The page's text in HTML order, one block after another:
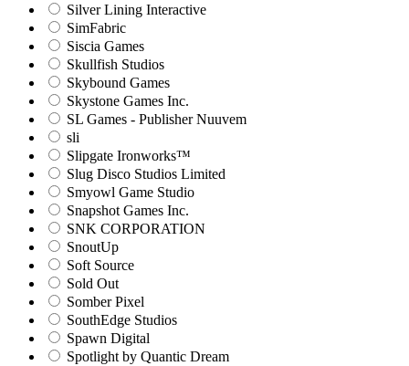
Silver Lining Interactive
SimFabric
Siscia Games
Skullfish Studios
Skybound Games
Skystone Games Inc.
SL Games - Publisher Nuuvem
sli
Slipgate Ironworks™
Slug Disco Studios Limited
Smyowl Game Studio
Snapshot Games Inc.
SNK CORPORATION
SnoutUp
Soft Source
Sold Out
Somber Pixel
SouthEdge Studios
Spawn Digital
Spotlight by Quantic Dream